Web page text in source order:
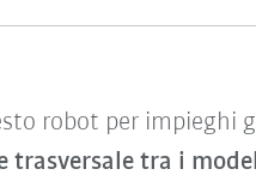
robot per impieghi
trasversale tra i